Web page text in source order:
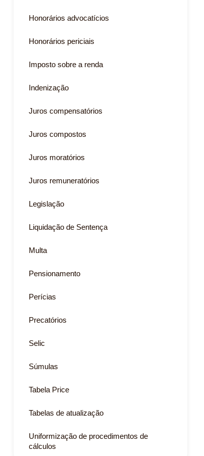
Honorários advocatícios
Honorários periciais
Imposto sobre a renda
Indenização
Juros compensatórios
Juros compostos
Juros moratórios
Juros remuneratórios
Legislação
Liquidação de Sentença
Multa
Pensionamento
Perícias
Precatórios
Selic
Súmulas
Tabela Price
Tabelas de atualização
Uniformização de procedimentos de
cálculos